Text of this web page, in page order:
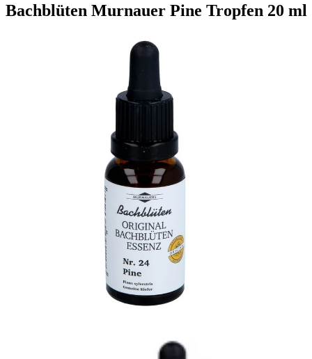
Bachblüten Murnauer Pine Tropfen 20 ml